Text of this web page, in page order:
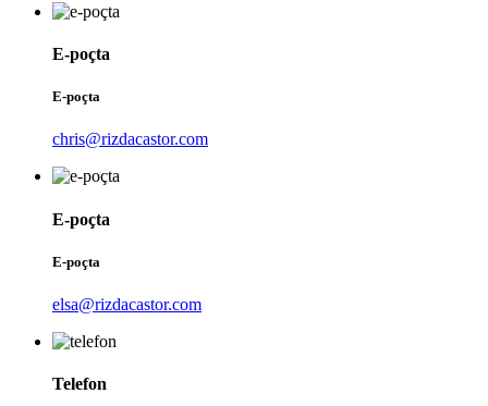
E-poçta
E-poçta
chris@rizdacastor.com
E-poçta
E-poçta
elsa@rizdacastor.com
Telefon